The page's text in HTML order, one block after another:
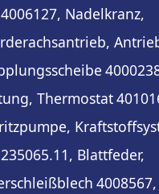
4006127, Nadelkranz,
Thermostat
235065.11, Blattfeder,
4008567,